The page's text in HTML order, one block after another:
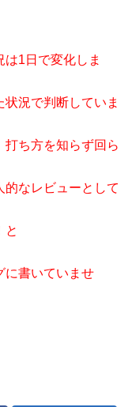
1日で変化しま
況で判断していま
打ち方を知らず回ら
的なレビューとして
と
に書いていませ